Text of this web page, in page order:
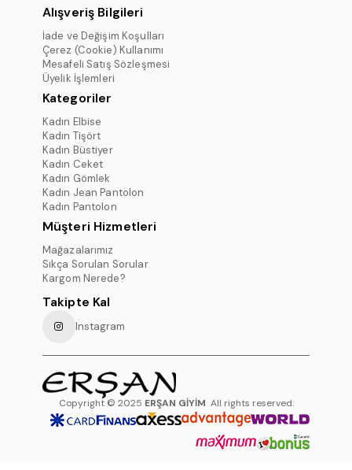
Alışveriş Bilgileri
İade ve Değişim Koşulları
Çerez (Cookie) Kullanımı
Mesafeli Satış Sözleşmesi
Üyelik İşlemleri
Kategoriler
Kadın Elbise
Kadın Tişört
Kadın Büstiyer
Kadın Ceket
Kadın Gömlek
Kadın Jean Pantolon
Kadın Pantolon
Müşteri Hizmetleri
Mağazalarımız
Sıkça Sorulan Sorular
Kargom Nerede?
Takipte Kal
Instagram
Copyright © 2025 ERŞAN GİYİM All rights reserved.